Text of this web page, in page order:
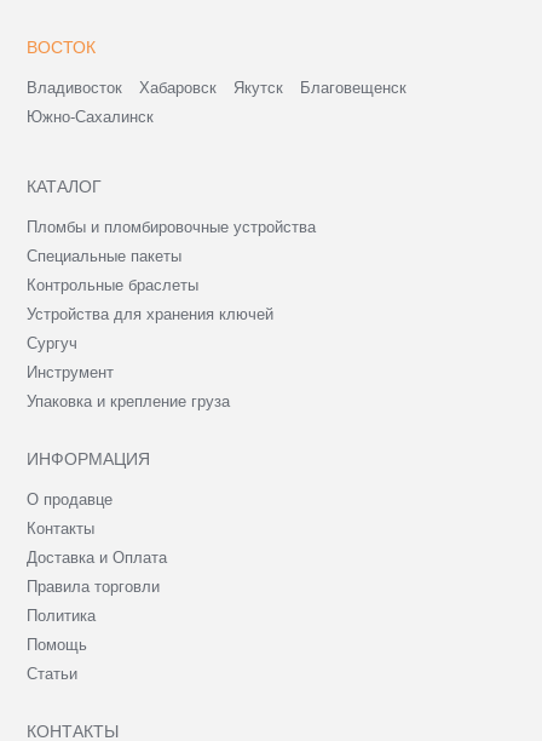
ВОСТОК
Владивосток Хабаровск Якутск
Благовещенск
Южно-Сахалинск
КАТАЛОГ
Пломбы и пломбировочные устройства
Специальные пакеты
Контрольные браслеты
Устройства для хранения ключей
Сургуч
Инструмент
Упаковка и крепление груза
ИНФОРМАЦИЯ
О продавце
Контакты
Доставка и Оплата
Правила торговли
Политика
Помощь
Статьи
КОНТАКТЫ